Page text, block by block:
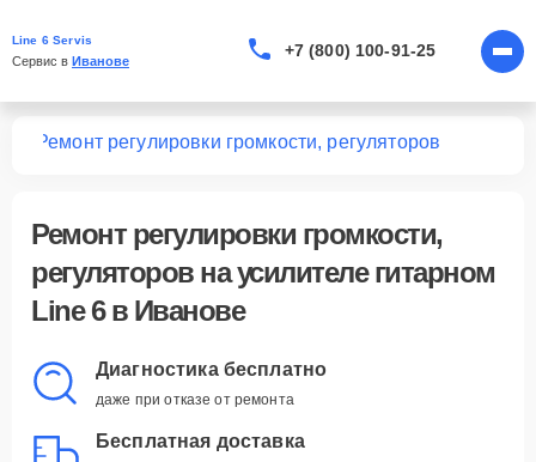
Line 6 Servis
Сервис в Иванове
+7 (800) 100-91-25
Ремонт регулировки громкости, регуляторов
Ремонт регулировки громкости,
регуляторовна усилителе гитарном
Line 6 в Иванове
Диагностика бесплатно
даже при отказе от ремонта
Бесплатная доставка